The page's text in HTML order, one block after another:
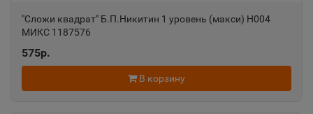
"Сложи квадрат" Б.П.Никитин 1 уровень (макси) Н004
МИКС 1187576
575р.
В корзину